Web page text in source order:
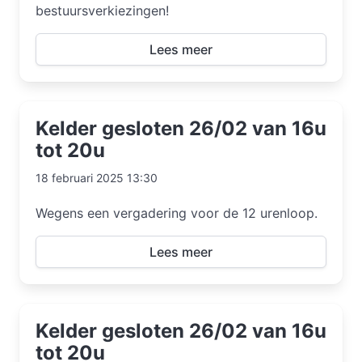
bestuursverkiezingen!
Lees meer
Kelder gesloten 26/02 van 16u
tot 20u
18 februari 2025 13:30
Wegens een vergadering voor de 12 urenloop.
Lees meer
Kelder gesloten 26/02 van 16u
tot 20u